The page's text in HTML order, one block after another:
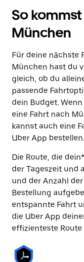
So
München
Für deine nächste
München hast du
gleich, ob du
passende
dein Budget.
eine Fahrt nach
kannst auch eine
Uber App bestellen.
Die Route, die
der Tageszeit und
und der Anzahl
Bestellung
entspannte Fahrt
die Uber App
effizienteste